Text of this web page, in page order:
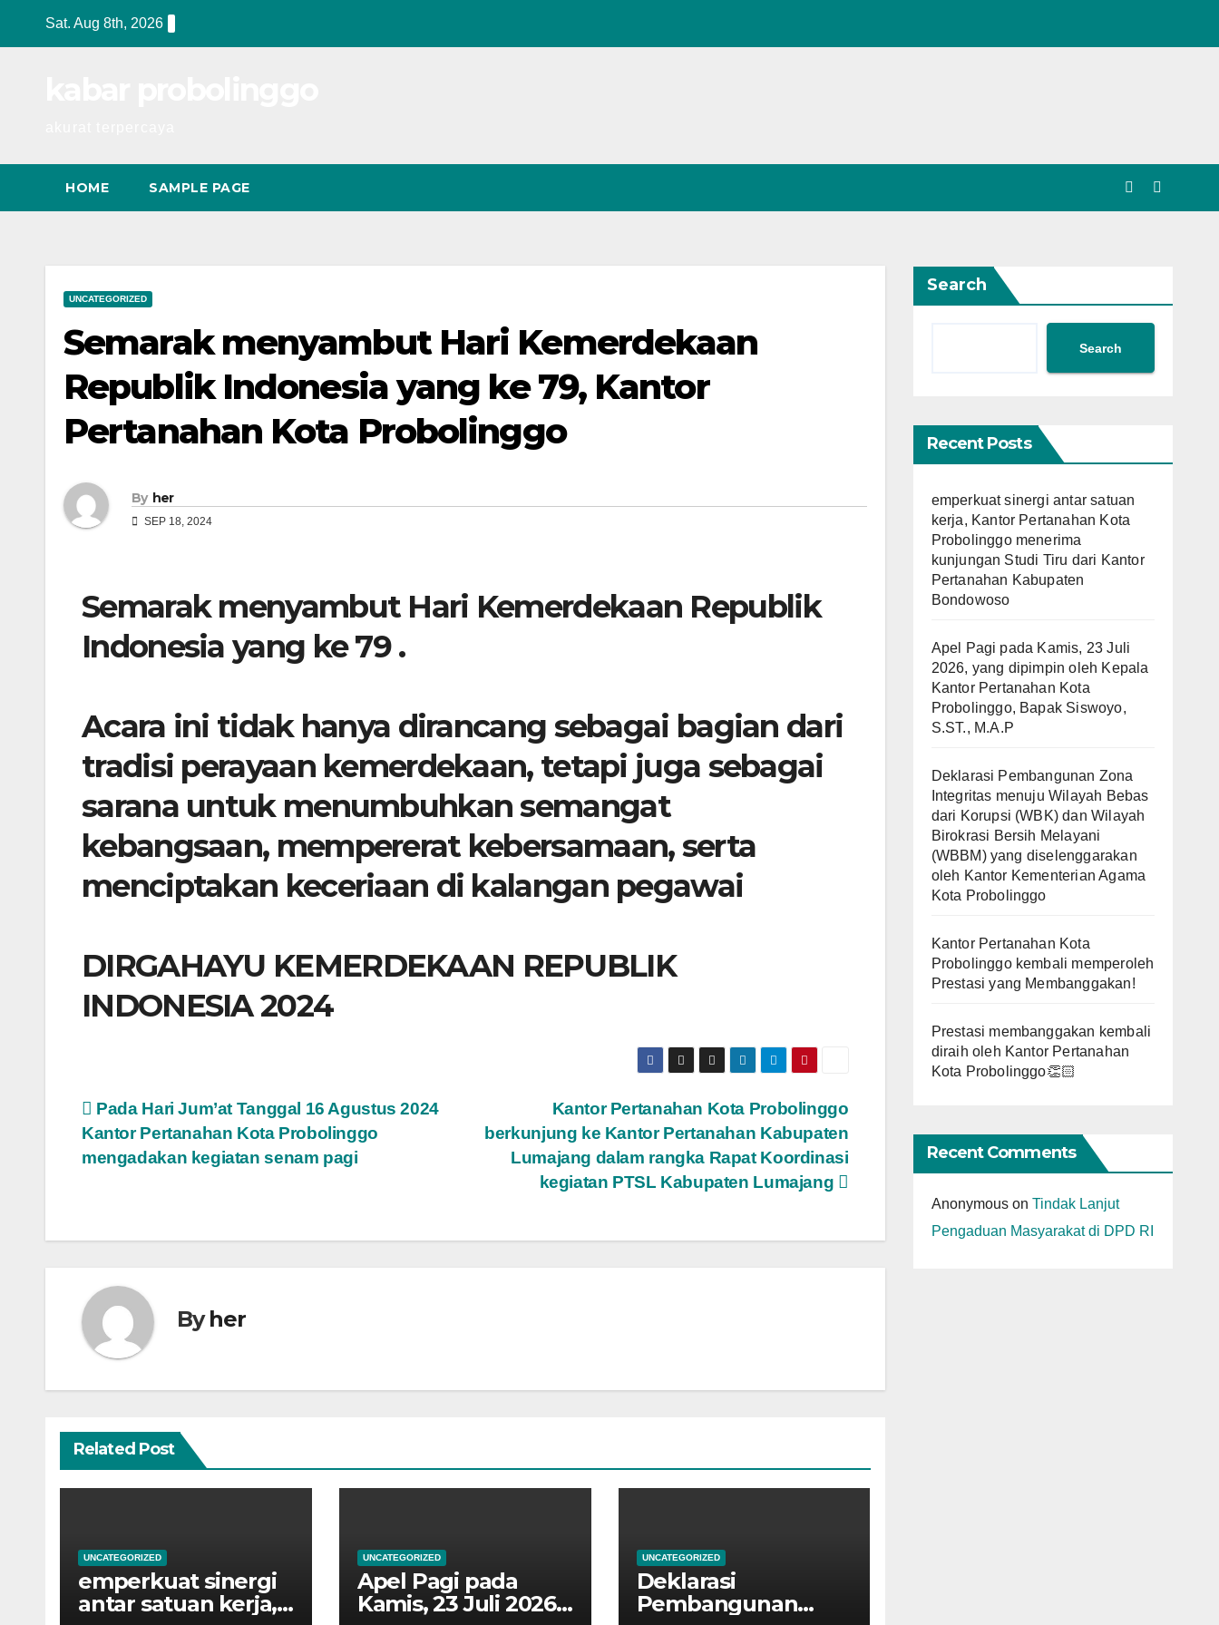
Sat. Aug 8th, 2026
HOME SAMPLE PAGE
UNCATEGORIZED
Semarak menyambut Hari Kemerdekaan
Republik Indonesia yang ke 79, Kantor
Pertanahan Kota Probolinggo
By her
SEP 18, 2024
Semarak menyambut Hari Kemerdekaan Republik
Indonesia yang ke 79 .
Acara ini tidak hanya dirancang sebagai bagian dari
tradisi perayaan kemerdekaan, tetapi juga sebagai
sarana untuk menumbuhkan semangat
kebangsaan, mempererat kebersamaan, serta
menciptakan keceriaan di kalangan pegawai
DIRGAHAYU KEMERDEKAAN REPUBLIK
INDONESIA 2024
Post
navigation
Kantor Pertanahan Kota Probolinggo
berkunjung ke Kantor Pertanahan Kabupaten
Lumajang dalam rangka Rapat Koordinasi
kegiatan PTSL Kabupaten Lumajang
Pada Hari Jum’at Tanggal 16 Agustus 2024
Kantor Pertanahan Kota Probolinggo
mengadakan kegiatan senam pagi
Byher
Related Post
UNCATEGORIZED
emperkuat sinergi
antar satuan kerja,
UNCATEGORIZED
Apel Pagi pada
Kamis, 23 Juli 2026,
UNCATEGORIZED
Deklarasi
Pembangunan
Search
Search
Recent Posts
emperkuat sinergi antar satuan
kerja, Kantor Pertanahan Kota
Probolinggo menerima
kunjungan Studi Tiru dari Kantor
Pertanahan Kabupaten
Bondowoso
Apel Pagi pada Kamis, 23 Juli
2026, yang dipimpin oleh Kepala
Kantor Pertanahan Kota
Probolinggo, Bapak Siswoyo,
S.ST., M.A.P
Deklarasi Pembangunan Zona
Integritas menuju Wilayah Bebas
dari Korupsi (WBK) dan Wilayah
Birokrasi Bersih Melayani
(WBBM) yang diselenggarakan
oleh Kantor Kementerian Agama
Kota Probolinggo
Kantor Pertanahan Kota
Probolinggo kembali memperoleh
Prestasi yang Membanggakan!
Prestasi membanggakan kembali
diraih oleh Kantor Pertanahan
Kota Probolinggo👏🏻
Recent Comments
Anonymouson Tindak Lanjut
Pengaduan Masyarakat di DPD RI